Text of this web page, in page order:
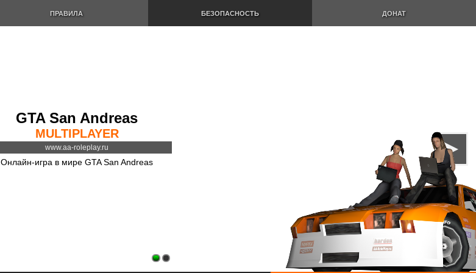
ПРАВИЛА БЕЗОПАСНОСТЬ ДОНАТ
GTA San Andreas
MULTIPLAYER
Онлайн-игра в мире GTA San Andreas
www.aa-roleplay.ru